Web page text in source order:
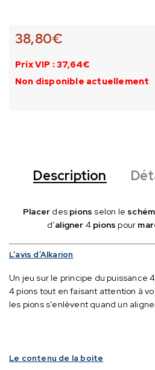
38,80€
Prix VIP : 37,64€
Non disponible actuellement
Description
Placer des pions selon le
d’aligner 4 pions pour
L’avis d’Alkarion
Un jeu sur le principe du puissance
4 pions tout en faisant attention à
les pions s’enlèvent quand un
Le contenu de la boite